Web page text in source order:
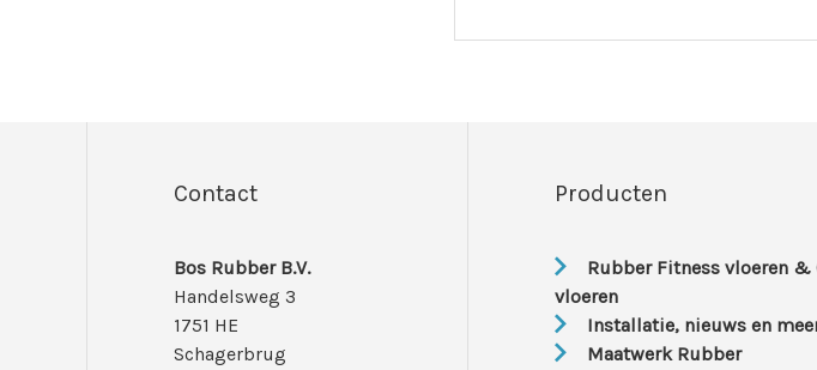
Contact
Bos Rubber B.V.
Handelsweg 3
1751 HE
Schagerbrug
Producten
Rubber Fitness vloeren &
vloeren
Installatie, nieuws en
Maatwerk Rubber